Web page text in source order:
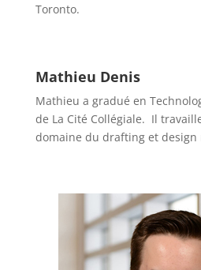
Toronto.
Mathieu Denis
Mathieu a gradué en
de La Cité Collégiale. Il
domaine du drafting et design